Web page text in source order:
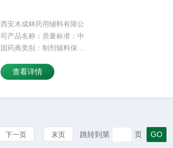
西安木成林药用辅料有限公
司产品名称：质量标准：中
国药典类别：制剂辅料保质
规格：25kg产品名字：主要
水溶性：是适用掺量：8较
查看详情
下一页 末页 跳转到第 页